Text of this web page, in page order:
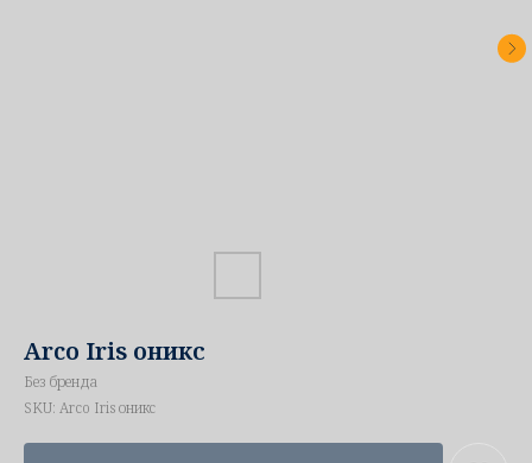
Arco Iris оникс
Без бренда
SKU: Arco Iris оникс